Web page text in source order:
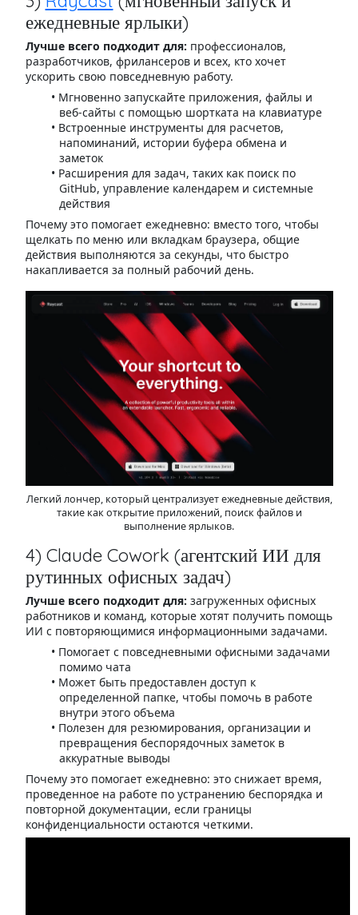
ежедневные ярлыки)
Лучше всего подходит для: профессионалов,
разработчиков, фрилансеров и всех, кто хочет
ускорить свою повседневную работу.
Мгновенно запускайте приложения, файлы и
веб-сайты с помощью шортката на клавиатуре
Встроенные инструменты для расчетов,
напоминаний, истории буфера обмена и
заметок
Расширения для задач, таких как поиск по
GitHub, управление календарем и системные
действия
Почему это помогает ежедневно: вместо того, чтобы
щелкать по меню или вкладкам браузера, общие
действия выполняются за секунды, что быстро
накапливается за полный рабочий день.
Легкий лончер, который централизует ежедневные действия,
такие как открытие приложений, поиск файлов и
выполнение ярлыков.
4) Claude Cowork (агентский ИИ для
рутинных офисных задач)
Лучше всего подходит для: загруженных офисных
работников и команд, которые хотят получить помощь
ИИ с повторяющимися информационными задачами.
Помогает с повседневными офисными задачами
помимо чата
Может быть предоставлен доступ к
определенной папке, чтобы помочь в работе
внутри этого объема
Полезен для резюмирования, организации и
превращения беспорядочных заметок в
аккуратные выводы
Почему это помогает ежедневно: это снижает время,
проведенное на работе по устранению беспорядка и
повторной документации, если границы
конфиденциальности остаются четкими.